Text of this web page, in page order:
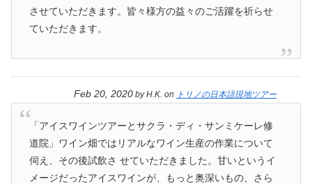
させていただきます。皆々様方の益々のご活躍を祈らせ
ていただきます。
Feb 20, 2020 byH.K. on トリノの日本語現地ツアー
「アイスワインツアーとサクラ・ディ・サンミケーレ修
道院」ワイン畑ではリアルなワイン生産の作業について
伺え、その後試飲さ せていただきました。甘いというイ
メージだったアイスワインが、もっと奥深いもの、さら